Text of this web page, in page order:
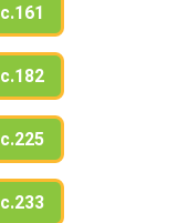
с.161
с.182
с.225
с.233